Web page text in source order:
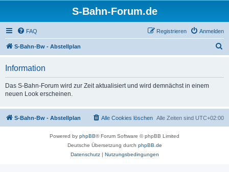
S-Bahn-Forum.de
FAQ Anmelden
Registrieren
S-Bahn-Bw - Abstellplan
Information
Das S-Bahn-Forum wird zur Zeit aktualisiert und wird demnächst in einem
neuen Look erscheinen.
S-Bahn-Bw - Abstellplan Alle Zeiten sind UTC+02:00
Alle Cookies löschen
Powered by phpBB® Forum Software © phpBB Limited
Deutsche Übersetzung durch phpBB.de
Datenschutz| Nutzungsbedingungen